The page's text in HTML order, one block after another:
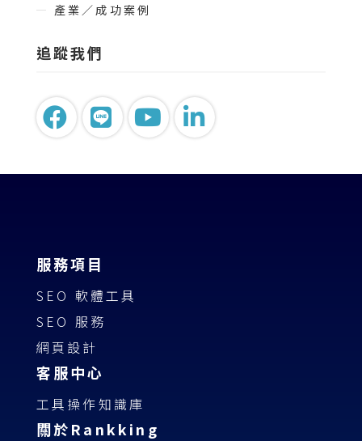
產業／成功案例
追蹤我們
服務項目
SEO 軟體工具
SEO 服務
網頁設計
客服中心
工具操作知識庫
關於Rankking